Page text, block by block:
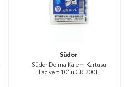
Südor
Südor Dolma Kalem Kartuşu
Lacivert 10'lu CR-200E